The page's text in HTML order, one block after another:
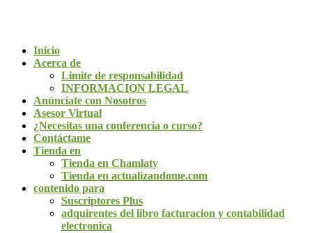
Inicio
Acerca de
Limite de responsabilidad
INFORMACION LEGAL
Anúnciate con Nosotros
Asesor Virtual
¿Necesitas una conferencia o curso?
Contáctame
Tienda en
Tienda en Chamlaty
Tienda en actualizandome.com
contenido para
Suscriptores Plus
adquirentes del libro facturacion y contabilidad
electronica